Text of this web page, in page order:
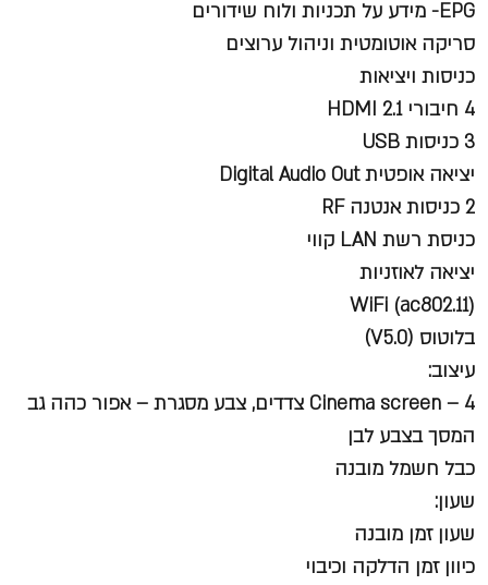
EPG- מידע על תכניות ולוח שידורים
סריקה אוטומטית וניהול ערוצים
כניסות ויציאות
4 חיבורי HDMI 2.1
3 כניסות USB
יציאה אופטית Digital Audio Out
2 כניסות אנטנה RF
כניסת רשת LAN קווי
יציאה לאוזניות
WiFi (ac802.11)
בלוטוס (V5.0)
עיצוב:
Cinema screen – 4 צדדים, צבע מסגרת – אפור כהה גב
המסך בצבע לבן
כבל חשמל מובנה
שעון:
שעון זמן מובנה
כיוון זמן הדלקה וכיבוי